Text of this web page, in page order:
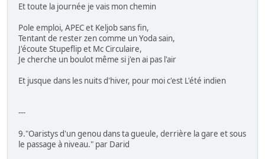
Et toute la journée je vais mon chemin
Pole emploi, APEC et Keljob sans fin,
Tentant de rester zen comme un Yoda sain,
J'écoute Stupeflip et Mc Circulaire,
Je cherche un boulot même si j'en ai pas l'air
Et jusque dans les nuits d'hiver, pour moi c'est L'été indien
---
9."Oaristys d'un genou dans ta gueule, derrière la gare et sous
le passage à niveau." par Darid